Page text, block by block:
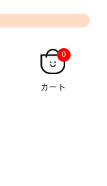
0
カート